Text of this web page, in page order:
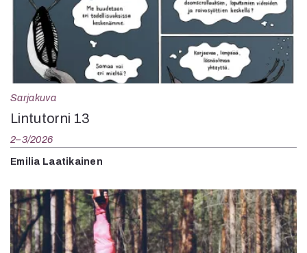
Sarjakuva
Lintutorni 13
2–3/2026
Emilia Laatikainen